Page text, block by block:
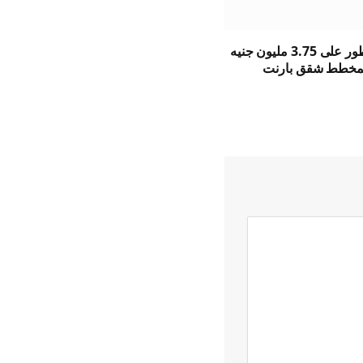
يحصل المطور على 3.75 مليون جنيه
شقق بارنت